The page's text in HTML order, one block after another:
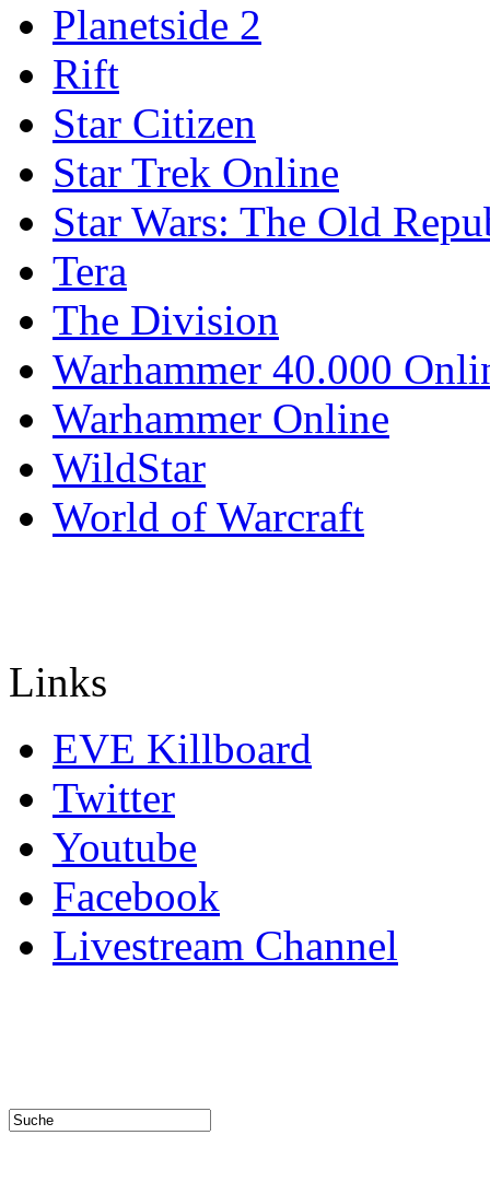
Planetside 2
Rift
Star Citizen
Star Trek Online
Star Wars: The Old
Tera
The Division
Warhammer 40.000
Warhammer Online
WildStar
World of Warcraft
Links
EVE Killboard
Twitter
Youtube
Facebook
Livestream Channel